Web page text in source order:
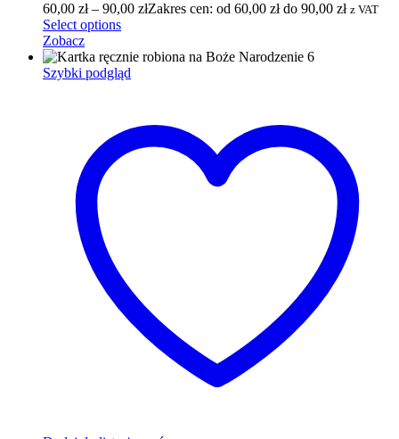
60,00 zł – 90,00 złZakres cen: od 60,00 zł do 90,00 zł z VAT
Select options
Zobacz
Szybki podgląd